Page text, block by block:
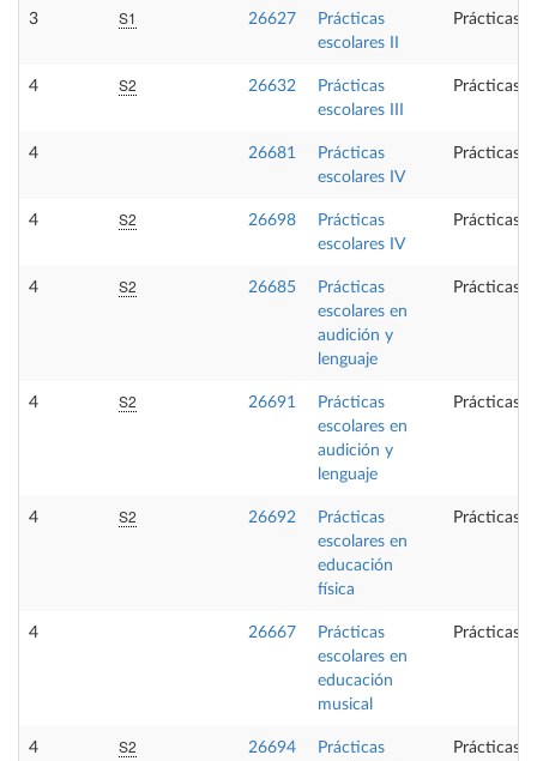
3 S1 26627
Prácticas
escolares II
Prácticas
4 S2 26632
Prácticas
escolares III
Prácticas
4 26681
Prácticas
escolares IV
Prácticas
4 S2 26698
Prácticas
escolares IV
Prácticas
4 S2 26685
Prácticas
escolares en
audición y
lenguaje
Prácticas
4 S2 26691
Prácticas
escolares en
audición y
lenguaje
Prácticas
4 S2 26692
Prácticas
escolares en
educación
física
Prácticas
4 26667
Prácticas
escolares en
educación
musical
Prácticas
4 S2 26694
Prácticas
Prácticas